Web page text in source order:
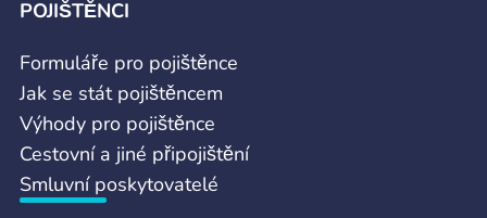
POJIŠTĚNCI
Formuláře pro pojištěnce
Jak se stát pojištěncem
Výhody pro pojištěnce
Cestovní a jiné připojištění
Smluvní poskytovatelé